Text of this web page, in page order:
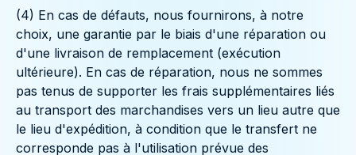
(4) En cas de défauts, nous fournirons, à notre
choix, une garantie par le biais d'une réparation ou
d'une livraison de remplacement (exécution
ultérieure). En cas de réparation, nous ne sommes
pas tenus de supporter les frais supplémentaires liés
au transport des marchandises vers un lieu autre que
le lieu d'expédition, à condition que le transfert ne
corresponde pas à l'utilisation prévue des